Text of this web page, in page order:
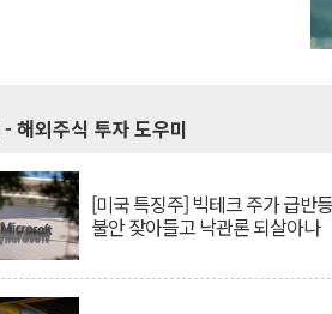
- 해외주식 투자 도우미
[미국 특징주] 빅테크 주가 급반
불안 잦아들고 낙관론 되살아나